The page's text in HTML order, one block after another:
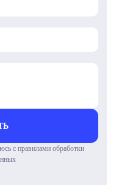
с правилами обработки